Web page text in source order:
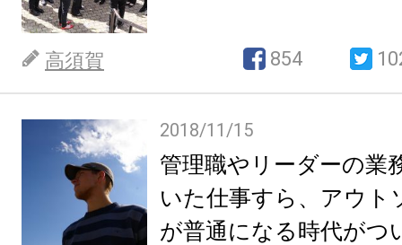
高須賀 854
2018/11/15
管理職やリーダーの業
いた仕事すら、アウト
が普通になる時代がつ